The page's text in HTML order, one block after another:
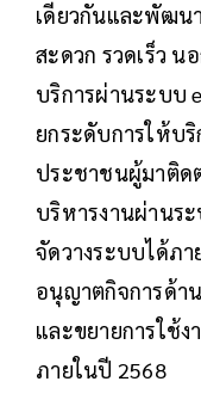
เดียวกันและพัฒน
สะดวก รวดเร็ว
บริการผ่านระบบ
ยกระดับการให้บ
ประชาชนผู้มาติด
บริหารงานผ่านร
จัดวางระบบได้ภ
อนุญาตกิจการด้า
และขยายการใช้
ภายในปี 2568